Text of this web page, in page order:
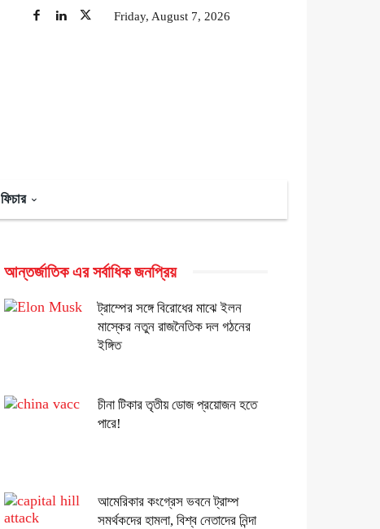
Friday, August 7, 2026
ফিচার
আন্তর্জাতিক এর সর্বাধিক জনপ্রিয়
ট্রাম্পের সঙ্গে বিরোধের মাঝে ইলন
মাস্কের নতুন রাজনৈতিক দল গঠনের
ইঙ্গিত
চীনা টিকার তৃতীয় ডোজ প্রয়োজন হতে
পারে!
আমেরিকার কংগ্রেস ভবনে ট্রাম্প
সমর্থকদের হামলা, বিশ্ব নেতাদের নিন্দা